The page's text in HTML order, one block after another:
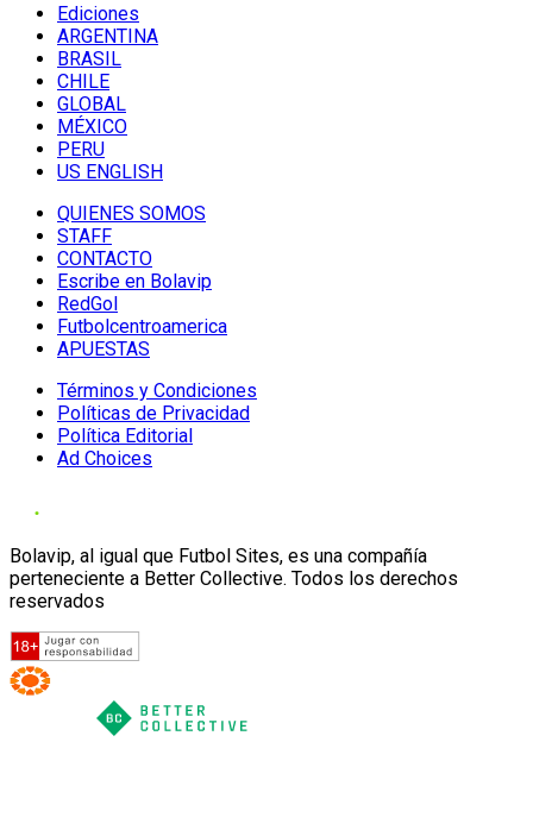
Ediciones
ARGENTINA
BRASIL
CHILE
GLOBAL
MÉXICO
PERU
US ENGLISH
QUIENES SOMOS
STAFF
CONTACTO
Escribe en Bolavip
RedGol
Futbolcentroamerica
APUESTAS
Términos y Condiciones
Políticas de Privacidad
Política Editorial
Ad Choices
Bolavip, al igual que Futbol Sites, es una compañía
perteneciente a Better Collective. Todos los derechos
reservados